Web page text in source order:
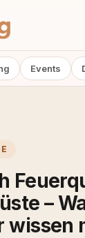
Events
–
wissen